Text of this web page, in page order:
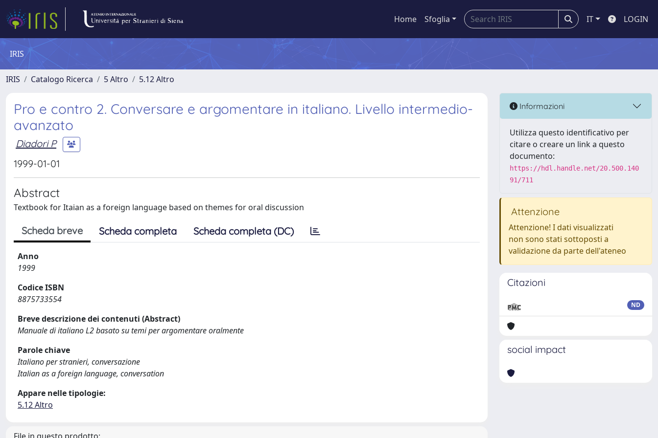
Home Sfoglia IT LOGIN
IRIS
IRIS Catalogo Ricerca 5 Altro 5.12 Altro
Pro e contro 2. Conversare e argomentare in italiano. Livello intermedio-
avanzato
Diadori P
1999-01-01
Abstract
Textbook for Itaian as a foreign language based on themes for oral discussion
Scheda breve Scheda completa Scheda completa (DC)
Anno
1999
Codice ISBN
8875733554
Breve descrizione dei contenuti (Abstract)
Manuale di italiano L2 basato su temi per argomentare oralmente
Parole chiave
Italiano per stranieri, conversazione
Italian as a foreign language, conversation
Appare nelle tipologie:
5.12 Altro
Informazioni
Utilizza questo identificativo per
citare o creare un link a questo
documento:
https://hdl.handle.net/20.500.140
91/711
Attenzione
Attenzione! I dati visualizzati
non sono stati sottoposti a
validazione da parte dell'ateneo
Citazioni
ND
social impact